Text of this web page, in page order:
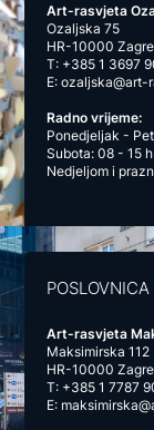
Art-rasvjeta
Ozaljska 75
HR-10000
T: +385 1 3697
E:ozaljska@art-
Radno vrijeme:
Ponedjeljak -
Subota: 08 - 15 h
Nedjeljom i
POSLOVNICA
Art-rasvjeta
Maksimirska 112
HR-10000
T: +385 1 7787
E: